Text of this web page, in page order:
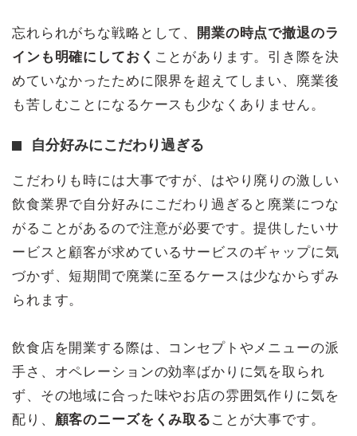
忘れられがちな戦略として、
開業の時点で撤退のラ
インも明確にしておく ことがあります。引き際を決
めていなかったために限界を超えてしまい、廃業後
も苦しむことになるケースも少なくありません。
自分好みにこだわり過ぎる
こだわりも時には大事ですが、はやり廃りの激しい
飲食業界で自分好みにこだわり過ぎると廃業につな
がることがあるので注意が必要です。提供したいサ
ービスと顧客が求めているサービスのギャップに気
づかず、短期間で廃業に至るケースは少なからずみ
られます。
飲食店を開業する際は、コンセプトやメニューの派
手さ、オペレーションの効率ばかりに気を取られ
ず、その地域に合った味やお店の雰囲気作りに気を
配り、 顧客のニーズをくみ取る ことが大事です。